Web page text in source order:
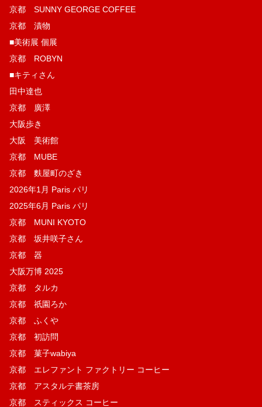
京都 SUNNY GEORGE COFFEE
京都 漬物
■美術展 個展
京都 ROBYN
■キティさん
田中達也
京都 廣澤
大阪歩き
大阪 美術館
京都 MUBE
京都 麩屋町のざき
2026年1月 Paris パリ
2025年6月 Paris パリ
京都 MUNI KYOTO
京都 坂井咲子さん
京都 器
大阪万博 2025
京都 タルカ
京都 祇園ろか
京都 ふくや
京都 初訪問
京都 菓子wabiya
京都 エレファント ファクトリー コーヒー
京都 アスタルテ書茶房
京都 スティックス コーヒー